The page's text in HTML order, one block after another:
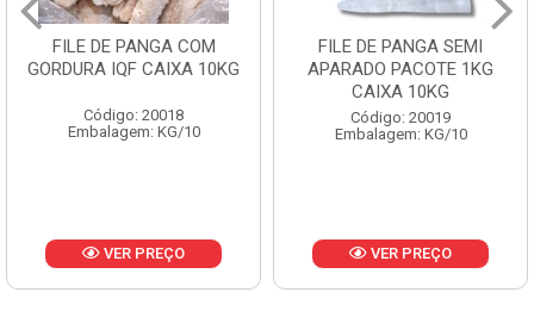
FILE DE PANGA SEMI
APARADO PACOTE 1KG
Código: 20019
Embalagem: KG/10
VER PREÇO
POLACA DESFIADA
PESCAMARES
CX10KG
Código: 20161
Embalagem: KG/10
VER PREÇO